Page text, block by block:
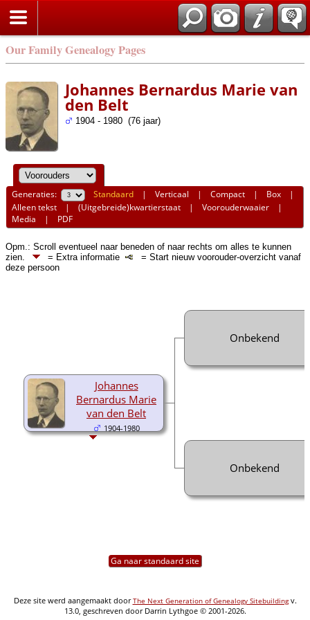
Our Family Genealogy Pages
Johannes Bernardus Marie van
den Belt
1904 - 1980 (76 jaar)
Generaties: Standaard |Verticaal |Compact | Box |
Alleen tekst |(Uitgebreide)kwartierstaat |Voorouderwaaier |
Media | PDF
Opm.: Scroll eventueel naar beneden of naar rechts om alles te kunnen
zien.
= Extra informatie
= Start nieuw voorouder-overzicht vanaf
deze persoon
Johannes
Bernardus Marie
van den Belt
1904-1980
Onbekend
Onbekend
Ga naar standaard site
Deze site werd aangemaakt doorThe Next Generation of Genealogy Sitebuildingv.
13.0, geschreven door Darrin Lythgoe © 2001-2026.